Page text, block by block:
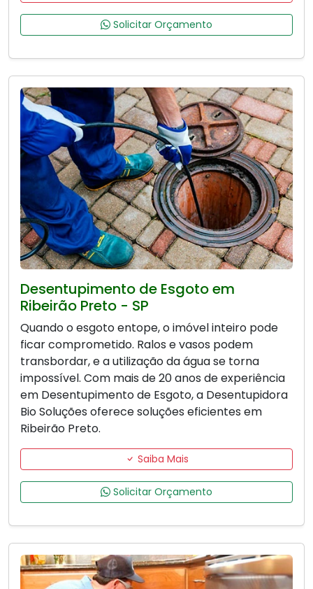
Solicitar Orçamento
Desentupimento de Esgoto em
Ribeirão Preto - SP
Quando o esgoto entope, o imóvel inteiro pode
ficar comprometido. Ralos e vasos podem
transbordar, e a utilização da água se torna
impossível. Com mais de 20 anos de experiência
em Desentupimento de Esgoto, a Desentupidora
Bio Soluções oferece soluções eficientes em
Ribeirão Preto.
Saiba Mais
Solicitar Orçamento